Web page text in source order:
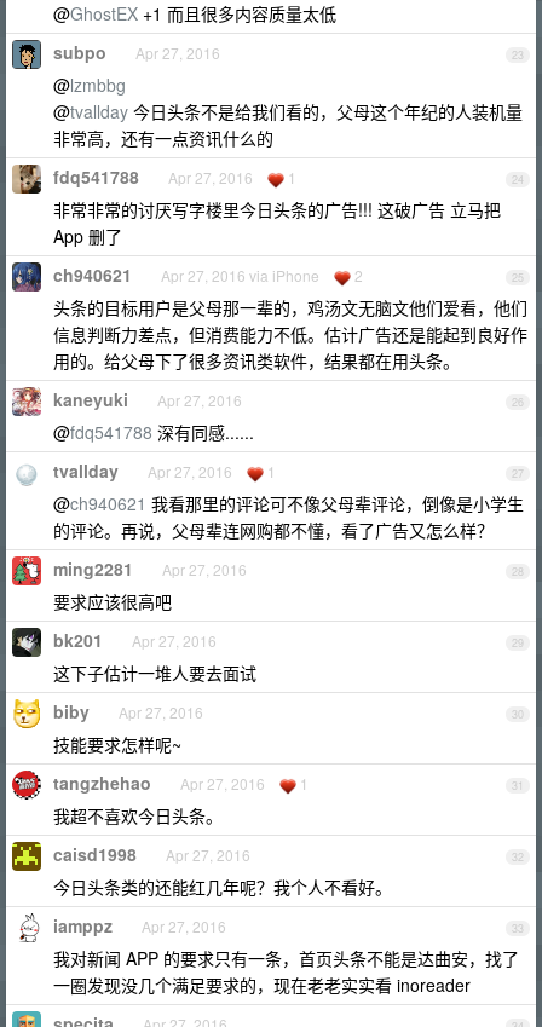
@GhostEX +1 而且很多内容质量太低
23
subpo Apr 27, 2016
@lzmbbg
@tvallday 今日头条不是给我们看的，父母这个年纪的人装机量
非常高，还有一点资讯什么的
24
fdq541788 Apr 27, 2016 1
非常非常的讨厌写字楼里今日头条的广告!!! 这破广告 立马把
App 删了
25
ch940621 Apr 27, 2016 via iPhone 2
头条的目标用户是父母那一辈的，鸡汤文无脑文他们爱看，他们
信息判断力差点，但消费能力不低。估计广告还是能起到良好作
用的。给父母下了很多资讯类软件，结果都在用头条。
26
kaneyuki Apr 27, 2016
@fdq541788 深有同感......
27
tvallday Apr 27, 2016 1
@ch940621 我看那里的评论可不像父母辈评论，倒像是小学生
的评论。再说，父母辈连网购都不懂，看了广告又怎么样？
28
ming2281 Apr 27, 2016
要求应该很高吧
29
bk201 Apr 27, 2016
这下子估计一堆人要去面试
30
biby Apr 27, 2016
技能要求怎样呢~
31
tangzhehao Apr 27, 2016 1
我超不喜欢今日头条。
32
caisd1998 Apr 27, 2016
今日头条类的还能红几年呢？我个人不看好。
33
iamppz Apr 27, 2016
我对新闻 APP 的要求只有一条，首页头条不能是达曲安，找了
一圈发现没几个满足要求的，现在老老实实看 inoreader